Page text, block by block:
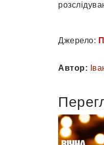
Джерело:
Автор: